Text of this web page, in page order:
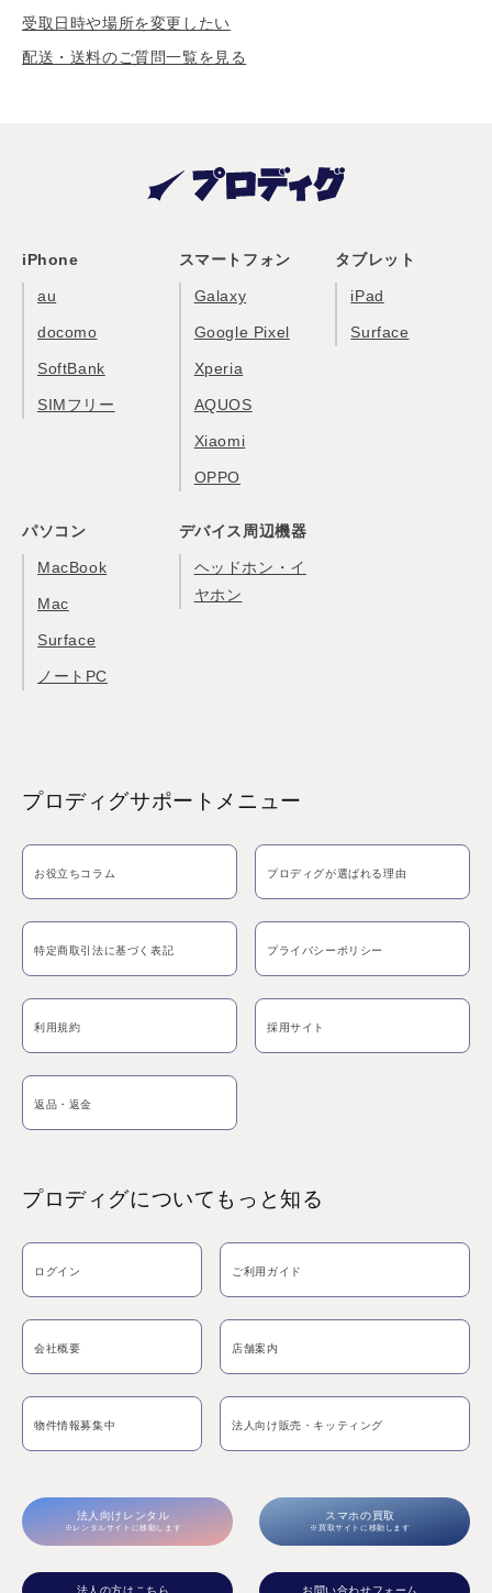
受取日時や場所を変更したい
配送・送料のご質問一覧を見る
iPhone
au
docomo
SoftBank
SIMフリー
スマートフォン
Galaxy
Google Pixel
Xperia
AQUOS
Xiaomi
OPPO
タブレット
iPad
Surface
パソコン
MacBook
Mac
Surface
ノートPC
デバイス周辺機器
ヘッドホン・イ
ヤホン
プロディグサポートメニュー
お役立ちコラム プロディグが選ばれる理由
特定商取引法に基づく表記 プライバシーポリシー
利用規約 採用サイト
返品・返金
プロディグについてもっと知る
ログイン ご利用ガイド
会社概要 店舗案内
物件情報募集中 法人向け販売・キッティング
法人向けレンタル
※レンタルサイトに移動します
スマホの買取
※買取サイトに移動します
法人の方はこちら お問い合わせフォーム